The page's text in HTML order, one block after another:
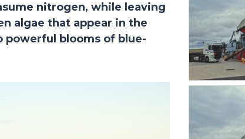
nitrogen, while leaving
algae that appear in the
powerful blooms of blue-